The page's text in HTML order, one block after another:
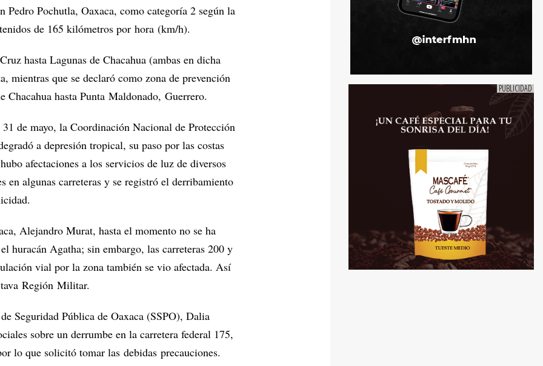
Pedro Pochutla, Oaxaca, como categoría 2 según la
de 165 kilómetros por hora (km/h).
hasta Lagunas de Chacahua (ambas en dicha
mientras que se declaró como zona de prevención
Chacahua hasta Punta Maldonado, Guerrero.
de mayo, la Coordinación Nacional de Protección
a depresión tropical, su paso por las costas
afectaciones a los servicios de luz de diversos
en algunas carreteras y se registró el derribamiento
Alejandro Murat, hasta el momento no se ha
huracán Agatha; sin embargo, las carreteras 200 y
vial por la zona también se vio afectada. Así
Región Militar.
Seguridad Pública de Oaxaca (SSPO), Dalia
sobre un derrumbe en la carretera federal 175,
lo que solicitó tomar las debidas precauciones.